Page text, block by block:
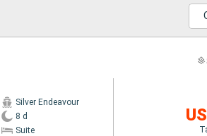
Silver Endeavour
8 d
Suite